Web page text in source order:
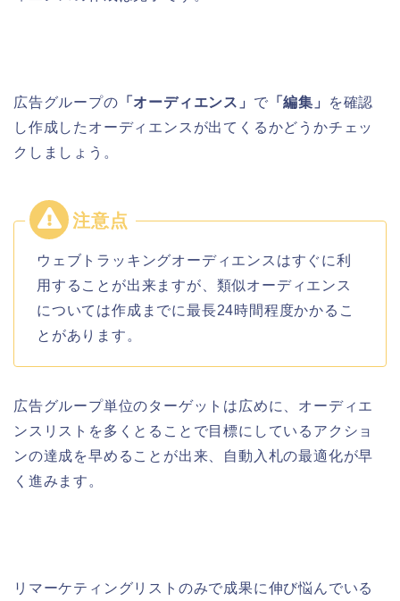
広告グループの 「オーディエンス」 で 「編集」
を確認
し作成したオーディエンスが出てくるかどうかチェッ
クしましょう。
ウェブトラッキングオーディエンスはすぐに利
用することが出来ますが、類似オーディエンス
については作成までに最長24時間程度かかるこ
とがあります。
広告グループ単位のターゲットは広めに、オーディエ
ンスリストを多くとることで目標にしているアクショ
ンの達成を早めることが出来、自動入札の最適化が早
く進みます。
リマーケティングリストのみで成果に伸び悩んでいる